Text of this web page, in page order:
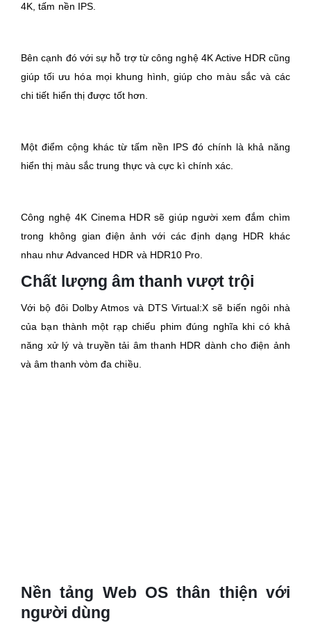
4K, tấm nền IPS.
Bên cạnh đó với sự hỗ trợ từ công nghệ 4K Active HDR cũng
giúp tối ưu hóa mọi khung hình, giúp cho màu sắc và các
chi tiết hiển thị được tốt hơn.
Một điểm cộng khác từ tấm nền IPS đó chính là khả năng
hiển thị màu sắc trung thực và cực kì chính xác.
Công nghệ 4K Cinema HDR sẽ giúp người xem đắm chìm
trong không gian điện ảnh với các định dạng HDR khác
nhau như Advanced HDR và HDR10 Pro.
Chất lượng âm thanh vượt trội
Với bộ đôi Dolby Atmos và DTS Virtual:X sẽ biến ngôi nhà
của bạn thành một rạp chiếu phim đúng nghĩa khi có khả
năng xử lý và truyền tải âm thanh HDR dành cho điện ảnh
và âm thanh vòm đa chiều.
Nền tảng Web OS thân thiện với
người dùng